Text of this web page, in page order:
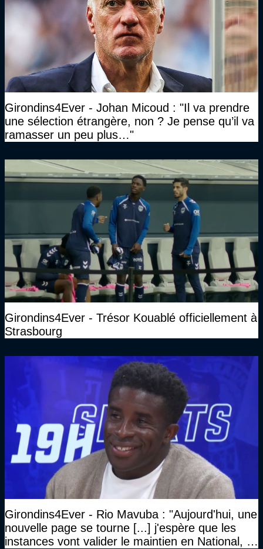
Girondins4Ever - Johan Micoud : "Il va prendre
une sélection étrangère, non ? Je pense qu’il va
ramasser un peu plus…"
Girondins4Ever - Trésor Kouablé officiellement à
Strasbourg
Girondins4Ever - Rio Mavuba : "Aujourd'hui, une
nouvelle page se tourne [...] j'espère que les
instances vont valider le maintien en National, et